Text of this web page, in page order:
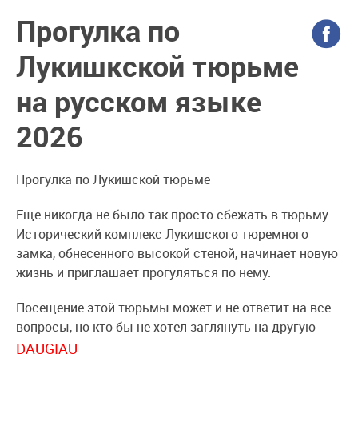
Прогулка по
Лукишкской тюрьме
на русском языке
2026
Прогулка по Лукишской тюрьме
Еще никогда не было так просто сбежать в тюрьму…
Исторический комплекс Лукишского тюремного
замка, обнесенного высокой стеной, начинает новую
жизнь и приглашает прогуляться по нему.
Посещение этой тюрьмы может и не ответит на все
вопросы, но кто бы не хотел заглянуть на другую
сторону законности? Во время прогулки с нашим
DAUGIAU